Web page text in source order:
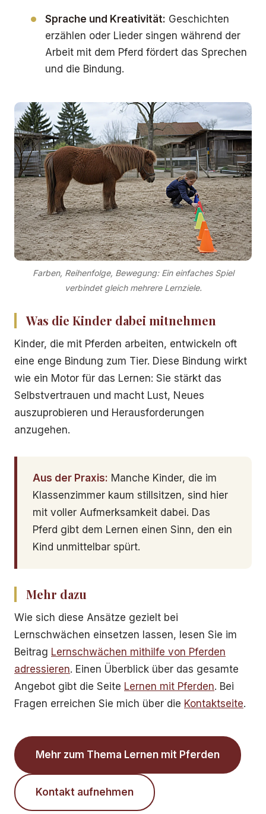
Sprache und Kreativität: Geschichten
erzählen oder Lieder singen während der
Arbeit mit dem Pferd fördert das Sprechen
und die Bindung.
Farben, Reihenfolge, Bewegung: Ein einfaches Spiel
verbindet gleich mehrere Lernziele.
Was die Kinder dabei mitnehmen
Kinder, die mit Pferden arbeiten, entwickeln oft
eine enge Bindung zum Tier. Diese Bindung wirkt
wie ein Motor für das Lernen: Sie stärkt das
Selbstvertrauen und macht Lust, Neues
auszuprobieren und Herausforderungen
anzugehen.
Aus der Praxis: Manche Kinder, die im
Klassenzimmer kaum stillsitzen, sind hier
mit voller Aufmerksamkeit dabei. Das
Pferd gibt dem Lernen einen Sinn, den ein
Kind unmittelbar spürt.
Mehr dazu
Wie sich diese Ansätze gezielt bei
Lernschwächen einsetzen lassen, lesen Sie im
Beitrag Lernschwächen mithilfe von Pferden
adressieren. Einen Überblick über das gesamte
Angebot gibt die Seite Lernen mit Pferden. Bei
Fragen erreichen Sie mich über die Kontaktseite.
Mehr zum Thema Lernen mit Pferden
Kontakt aufnehmen